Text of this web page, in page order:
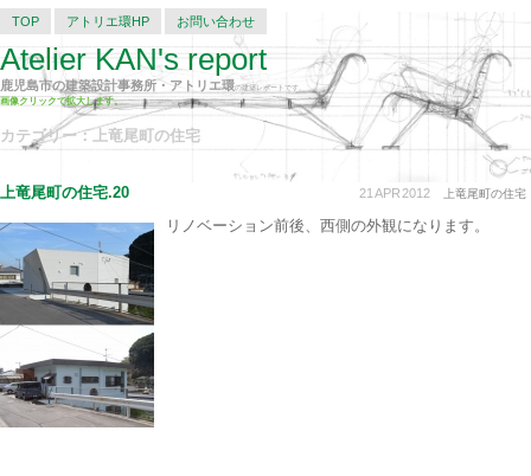
TOP アトリエ環HP お問い合わせ
Atelier KAN's report
鹿児島市の建築設計事務所・アトリエ環の建築レポートです。
画像クリックで拡大します。
カテゴリー：上竜尾町の住宅
21 APR 2012 上竜尾町の住宅
上竜尾町の住宅.20
リノベーション前後、西側の外観になります。